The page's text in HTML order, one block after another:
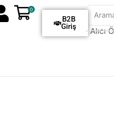
Tüm Siparişlerde Kargo Alıcı
0
B2B
Giriş